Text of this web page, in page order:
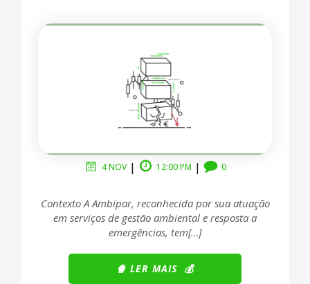
4 NOV | 12:00 PM | 0
Contexto A Ambipar, reconhecida por sua atuação
em serviços de gestão ambiental e resposta a
emergências, tem[…]
🍿 LER MAIS 💰